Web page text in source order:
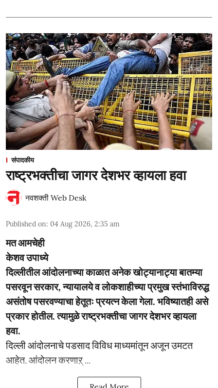
संपादकीय
राष्ट्रभक्तीचा जागर देशभर व्हायला हवा
नवशक्ती Web Desk
Published on: 04 Aug 2026, 2:35 am
मत आमचेही
केशव उपाध्ये
दिल्लीतील आंदोलनाच्या काळात अनेक खोट्यानाट्या बातम्या
पसरवून सरकार, न्यायालये व लोकशाहीच्या प्रमुख स्तंभाविरुद्ध
असंतोष पसरवण्याचा हेतूतः प्रयत्न केला गेला. भविष्यातही असे
प्रकार होतील. त्यामुळे राष्ट्रभक्तीचा जागर देशभर व्हायला
हवा.
दिल्ली आंदोलनाचे पडसाद विविध माध्यमांतून अजून उमटत
आहेत. आंदोलन करणाऱ् ...